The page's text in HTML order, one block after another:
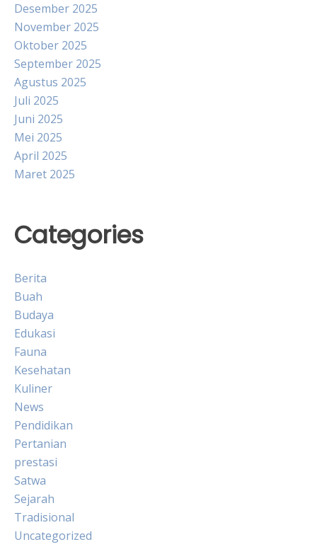
Desember 2025
November 2025
Oktober 2025
September 2025
Agustus 2025
Juli 2025
Juni 2025
Mei 2025
April 2025
Maret 2025
Categories
Berita
Buah
Budaya
Edukasi
Fauna
Kesehatan
Kuliner
News
Pendidikan
Pertanian
prestasi
Satwa
Sejarah
Tradisional
Uncategorized